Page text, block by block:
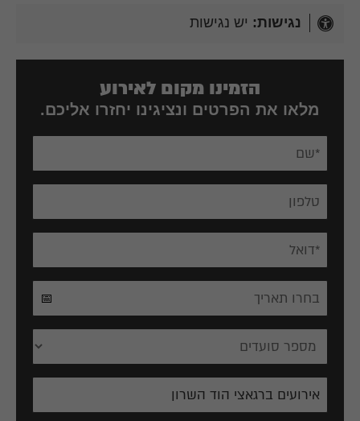
נגישות: יש נגישות
הזמינו מקום לאירוע
מלאו את הפרטים ונציגינו יחזרו אליכם.
📅